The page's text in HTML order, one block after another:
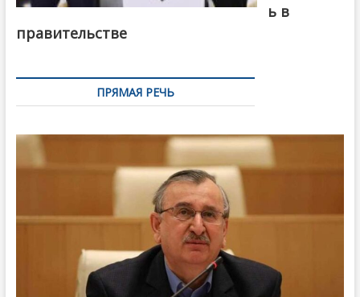
ь в
правительстве
ПРЯМАЯ РЕЧЬ